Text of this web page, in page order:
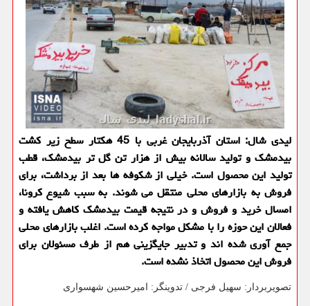
لیدی شال: استان آذربایجان غربی با 45 هكتار سطح زیر كشت
بیدمشك و تولید سالانه بیش از هزار تن گل تر بیدمشك، قطب
تولید این محصول است. خیلی از شكوفه ها بعد از برداشت، برای
فروش به بازارهای محلی منتقل می شوند. به سبب شیوع كرونا،
امسال خرید و فروش و در نتیجه قیمت بیدمشك كاهش یافته و
فعالان این حوزه را با مشكل مواجه كرده است. اغلب بازارهای محلی
جمع آوری شده اند و تدبیر جایگزینی هم از طرف مسئولان برای
فروش این محصول اتخاذ نشده است.
تصویربردار: سهیل فرجی / تدوینگر: امیرحسین شهسواری